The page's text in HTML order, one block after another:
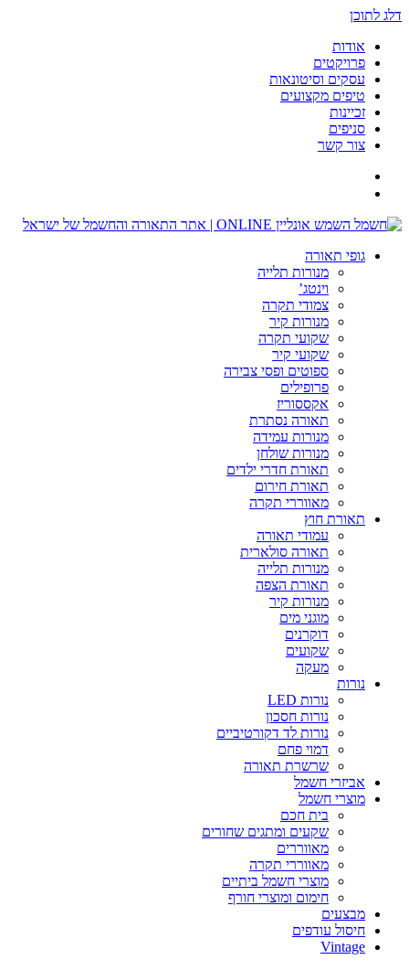
דלג לתוכן
אודות
פרויקטים
עסקים וסיטונאות
טיפים מקצועים
זכיינות
סניפים
צור קשר
גופי תאורה
מנורות תלייה
וינטג’
צמודי תקרה
מנורות קיר
שקועי תקרה
שקועי קיר
ספוטים ופסי צבירה
פרופילים
אקססוריז
תאורה נסתרת
מנורות עמידה
מנורות שולחן
תאורת חדרי ילדים
תאורת חירום
מאווררי תקרה
תאורת חוץ
עמודי תאורה
תאורה סולארית
מנורות תלייה
תאורת הצפה
מנורות קיר
מוגני מים
דוקרנים
שקועים
מעקה
נורות
נורות LED
נורות חסכון
נורות לד דקורטיביים
דמוי פחם
שרשרת תאורה
אביזרי חשמל
מוצרי חשמל
בית חכם
שקעים ומתגים שחורים
מאווררים
מאווררי תקרה
מוצרי חשמל ביתיים
חימום ומוצרי חורף
מבצעים
חיסול עודפים
Vintage